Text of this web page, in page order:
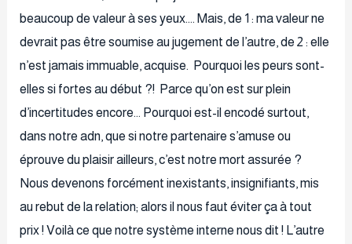
beaucoup de valeur à ses yeux…. Mais, de 1 : ma valeur ne
devrait pas être soumise au jugement de l’autre, de 2 : elle
n’est jamais immuable, acquise. Pourquoi les peurs sont-
elles si fortes au début ?! Parce qu’on est sur plein
d’incertitudes encore… Pourquoi est-il encodé surtout,
dans notre adn, que si notre partenaire s’amuse ou
éprouve du plaisir ailleurs, c’est notre mort assurée ?
Nous devenons forcément inexistants, insignifiants, mis
au rebut de la relation; alors il nous faut éviter ça à tout
prix ! Voilà ce que notre système interne nous dit ! L’autre